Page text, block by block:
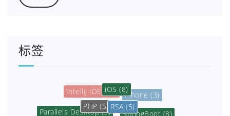
标签
IntelliJ IDEA(5)
iOS (8)
iPhone (3)
Parallels Desktop (5)
PHP(5)RSA(5)
SpringBoot(8)